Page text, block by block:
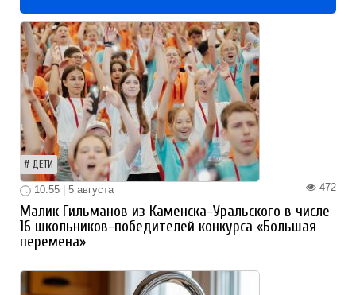
ДЕТИ
472
10:55 | 5 августа
Малик Гильманов из Каменска-Уральского в числе
16 школьников-победителей конкурса «Большая
перемена»